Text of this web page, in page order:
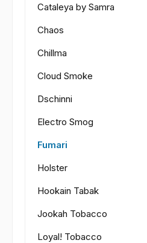
Cataleya by Samra
Chaos
Chillma
Cloud Smoke
Dschinni
Electro Smog
Fumari
Holster
Hookain Tabak
Jookah Tobacco
Loyal! Tobacco